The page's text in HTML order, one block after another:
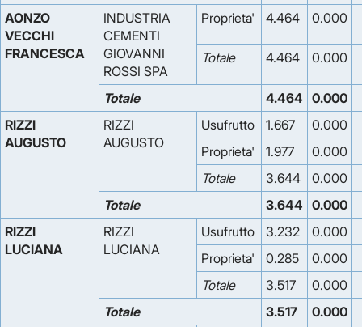
AONZO
VECCHI
FRANCESCA
INDUSTRIA
CEMENTI
GIOVANNI
ROSSI SPA
Proprieta' 4.464 0.000
Totale 4.464 0.000
Totale 4.464 0.000
RIZZI
AUGUSTO
RIZZI
AUGUSTO
Usufrutto 1.667
0.000
Proprieta'
1.977
0.000
Totale
3.644
0.000
Totale
3.644 0.000
RIZZI
LUCIANA
RIZZI
LUCIANA
Usufrutto 3.232
0.000
Proprieta'
0.285
0.000
Totale
3.517
0.000
Totale
3.517
0.000